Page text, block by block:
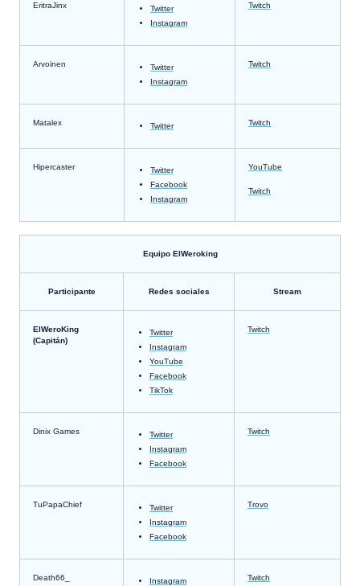
EritraJinx
Twitter
Instagram
Twitch
Arvoinen
Twitter
Instagram
Twitch
Matalex Twitter Twitch
Hipercaster
Twitter
Facebook
Instagram
YouTube
Twitch
Equipo ElWeroking
Participante Redes sociales Stream
ElWeroKing
(Capitán)
Twitter
Instagram
YouTube
Facebook
TikTok
Twitch
Dinix Games
Twitter
Instagram
Facebook
Twitch
TuPapaChief
Twitter
Instagram
Facebook
Trovo
Death66_ Instagram Twitch